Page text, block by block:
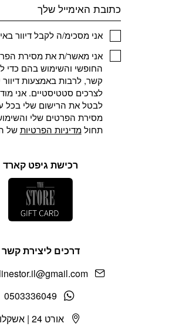
אני מסכימ/ה לקבל דיוור
אני מאשר/ת את מסירת
החופשי והשימוש בהם כדי
קשר, לרבות באמצעות דיוור
לצרכים סטטיסטיים. אני
לבטל את הרישום שלי בכל
מסירת הפרטים שלי
תחולמדיניות הפרטיותשל
דרכים ליצירת קשר
0503336049
אורט 24 | אשקלון
רכישת גיפט קארד